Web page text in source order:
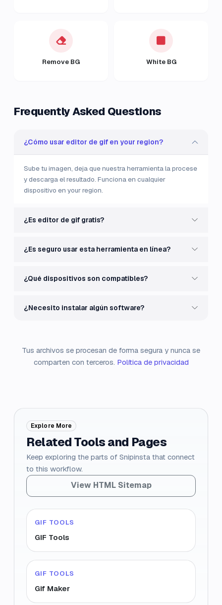
Remove BG White BG
Frequently Asked Questions
¿Cómo usar editor de gif en your region?
Sube tu imagen, deja que nuestra herramienta la procese
y descarga el resultado. Funciona en cualquier
dispositivo en your region.
¿Es editor de gif gratis?
¿Es seguro usar esta herramienta en línea?
¿Qué dispositivos son compatibles?
¿Necesito instalar algún software?
Tus archivos se procesan de forma segura y nunca se
comparten con terceros. Política de privacidad
Explore More
Related Tools and Pages
Keep exploring the parts of Snipinsta that connect
to this workflow.
View HTML Sitemap
GIF TOOLS
GIF Tools
GIF TOOLS
Gif Maker